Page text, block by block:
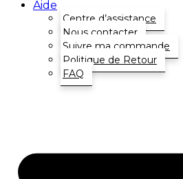
Aide
Centre d’assistance
Nous contacter
Suivre ma commande
Politique de Retour
FAQ